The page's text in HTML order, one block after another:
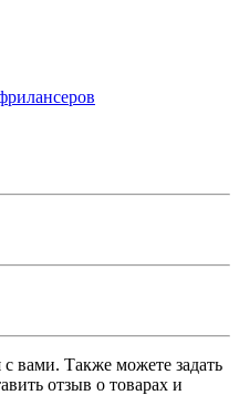
вами. Также можете задать
отзыв о товарах и